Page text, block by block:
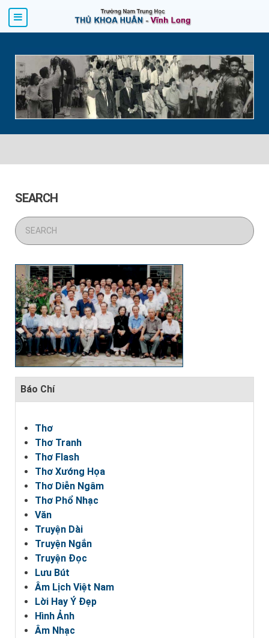
SEARCH
Báo Chí
Thơ
Thơ Tranh
Thơ Flash
Thơ Xướng Họa
Thơ Diễn Ngâm
Thơ Phổ Nhạc
Văn
Truyện Dài
Truyện Ngắn
Truyện Đọc
Lưu Bút
Âm Lịch Việt Nam
Lời Hay Ý Đẹp
Hình Ảnh
Âm Nhạc